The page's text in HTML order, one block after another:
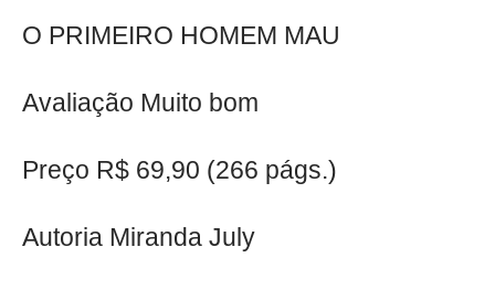
O PRIMEIRO HOMEM MAU
Avaliação Muito bom
Preço R$ 69,90 (266 págs.)
Autoria Miranda July